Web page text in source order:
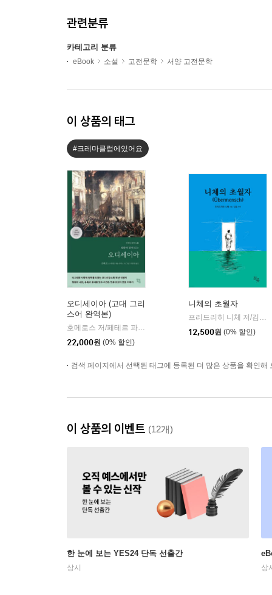
관련분류
카테고리 분류
eBook 소설 고전문학 서양 고전문학
이 상품의 태그
#크레마클럽에있어요
오디세이아 (고대 그리
스어 완역본)
| 현대지성
22,000원 (0% 할인)
니체의 초월자
12,500원 (0% 할인)
검색 페이지에서 선택된 태그에 등록된 더 많은 상품을 확인해
이 상품의 이벤트 (12개)
한 눈에 보는 YES24 단독 선출간
상시 상